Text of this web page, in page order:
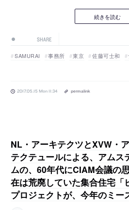
続きを読む
SHARE
SAMURAI 事務所 東京 佐藤可士和
2017.05.15 Mon 11:34 permalink
NL・アーキテクツとXVW・
テクテュールによる、アムス
ムの、60年代にCIAM会議の
在は荒廃していた集合住宅「
プロジェクトが、今年のミー